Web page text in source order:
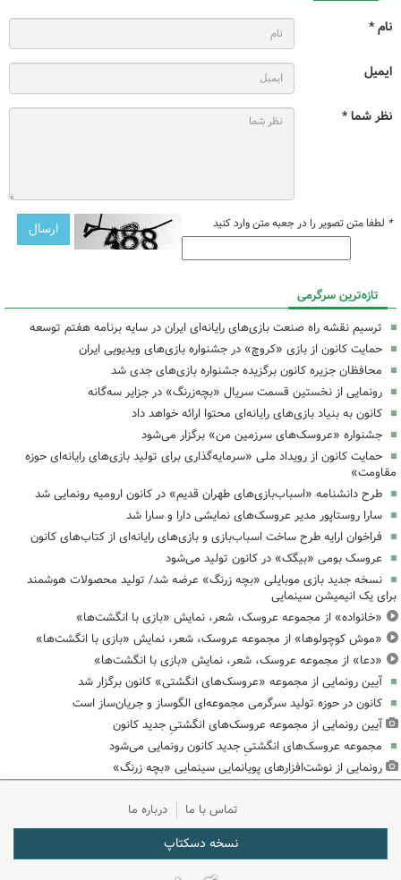
نام *
ایمیل
نظر شما *
* لطفا متن تصویر را در جعبه متن وارد کنید
تازه‌ترین سرگرمی
ترسیم نقشه راه صنعت بازی‌های رایانه‌ای ایران در سایه برنامه هفتم توسعه
حمایت کانون از بازی «کروچ» در جشنواره بازی‌های ویدیویی ایران
محافظان جزیره کانون برگزیده جشنواره بازی‌های جدی شد
رونمایی از نخستین قسمت سریال «بچه‌زرنگ» در جزایر سه‌گانه
کانون به بنیاد بازی‌های رایانه‌ای محتوا ارائه خواهد داد
جشنواره «عروسک‌های سرزمین من» برگزار می‌شود
حمایت کانون از رویداد ملی «سرمایه‌گذاری برای تولید بازی‌های رایانه‌ای حوزه
مقاومت»
طرح دانشنامه «اسباب‌بازی‌های طهران قدیم» در کانون ارومیه رونمایی شد
سارا روستاپور مدیر عروسک‌های نمایشی دارا و سارا شد
فراخوان ارایه طرح ساخت اسباب‌بازی و بازی‌های رایانه‌ای از کتاب‌های کانون
عروسک‌ بومی «بیگک» در کانون تولید می‌شود
نسخه جدید بازی موبایلی «بچه زرنگ» عرضه شد/ تولید محصولات هوشمند
برای یک انیمیشن سینمایی
«خانواده» از مجموعه عروسک، شعر، نمایش «بازی با انگشت‌ها»
«موش کوچولوها» از مجموعه عروسک، شعر، نمایش «بازی با انگشت‌ها»
«دعا» از مجموعه عروسک، شعر، نمایش «بازی با انگشت‌ها»
آیین رونمایی از مجموعه «عروسک‌های انگشتی» کانون برگزار شد
کانون در حوزه تولید سرگرمی مجموعه‌ای الگوساز و جریان‌ساز است
آیین رونمایی از مجموعه عروسک‌های انگشتیِ جدید کانون
مجموعه عروسک‌های انگشتیِ جدید کانون رونمایی می‌شود
رونمایی از نوشت‌افزارهای پویانمایی سینمایی «بچه زرنگ»
تماس با ما درباره ما
نسخه دسکتاپ